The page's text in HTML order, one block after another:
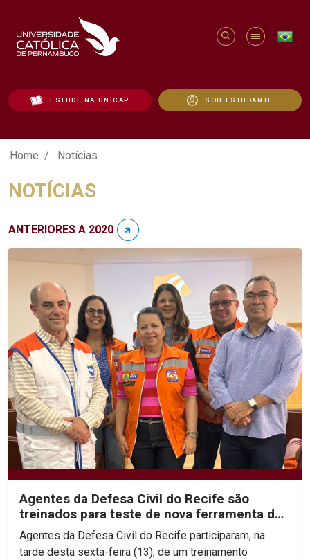
ESTUDE NA UNICAP SOU ESTUDANTE
Notícias - Unicap
Home Notícias
NOTÍCIAS
ANTERIORES A 2020
Agentes da Defesa Civil do Recife são
treinados para teste de nova ferramenta de
alerta de desastres
Agentes da Defesa Civil do Recife participaram, na
tarde desta sexta-feira (13), de um treinamento